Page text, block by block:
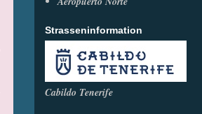
Strasseninformation
Cabildo Tenerife